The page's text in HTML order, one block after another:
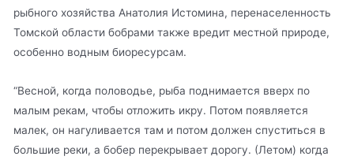
рыбного хозяйства Анатолия Истомина, перенаселенность
Томской области бобрами также вредит местной природе,
особенно водным биоресурсам.
“Весной, когда половодье, рыба поднимается вверх по
малым рекам, чтобы отложить икру. Потом появляется
малек, он нагуливается там и потом должен спуститься в
большие реки, а бобер перекрывает дорогу. (Летом) когда